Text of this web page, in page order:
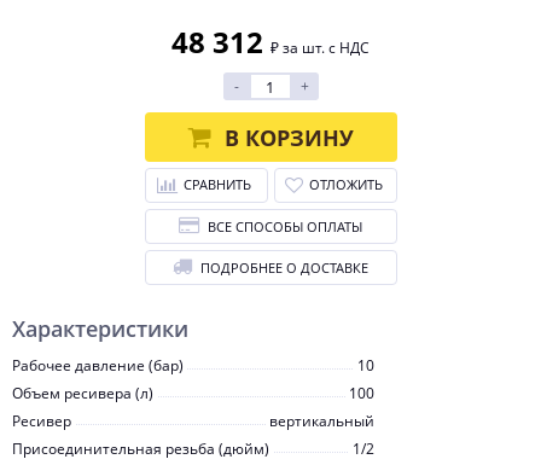
Характеристики
Рабочее давление (бар)
10
Объем ресивера (л)
100
Ресивер
вертикальный
Присоединительная резьба (дюйм)
1/2
48 312 ₽ за шт. с НДС
-
+
В КОРЗИНУ
СРАВНИТЬ ОТЛОЖИТЬ
ВСЕ СПОСОБЫ ОПЛАТЫ
ПОДРОБНЕЕ О ДОСТАВКЕ